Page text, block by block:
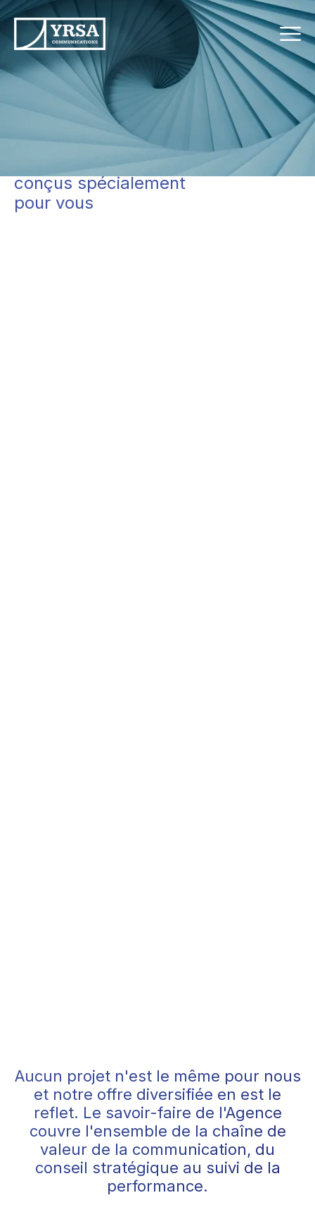
Un éventail de services
à valeur ajoutée
conçus spécialement
pour vous
Aucun projet n'est le même pour nous
et notre offre diversifiée en est le
reflet. Le savoir-faire de l'Agence
couvre l'ensemble de la chaîne de
valeur de la communication, du
conseil stratégique au suivi de la
performance.